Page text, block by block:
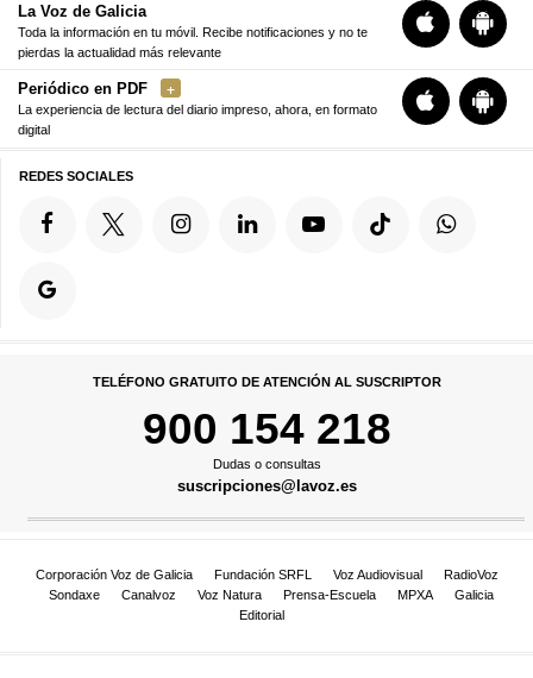
La Voz de Galicia
Toda la información en tu móvil. Recibe notificaciones y no te
pierdas la actualidad más relevante
Periódico en PDF
La experiencia de lectura del diario impreso, ahora, en formato
digital
REDES SOCIALES
TELÉFONO GRATUITO DE ATENCIÓN AL SUSCRIPTOR
900 154 218
Dudas o consultas
suscripciones@lavoz.es
Corporación Voz de Galicia Fundación SRFL Voz Audiovisual
RadioVoz
Sondaxe
Canalvoz Voz Natura Prensa-Escuela MPXA
Galicia
Editorial